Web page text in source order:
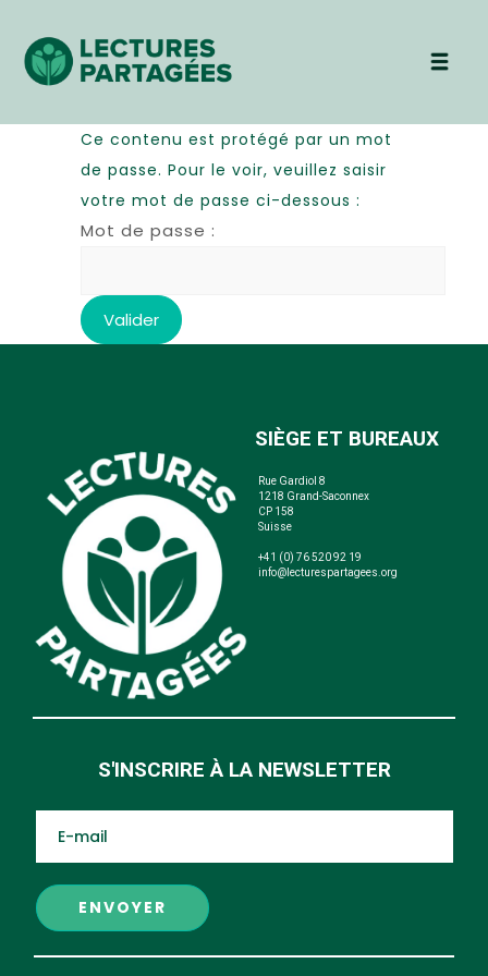
Ce contenu est protégé par un mot
de passe. Pour le voir, veuillez saisir
votre mot de passe ci-dessous :
Mot de passe :
SIÈGE ET BUREAUX
Rue Gardiol 8
1218 Grand-Saconnex
CP 158
Suisse
+41 (0) 76 520 92 19
info@lecturespartagees.org
S'INSCRIRE À LA NEWSLETTER